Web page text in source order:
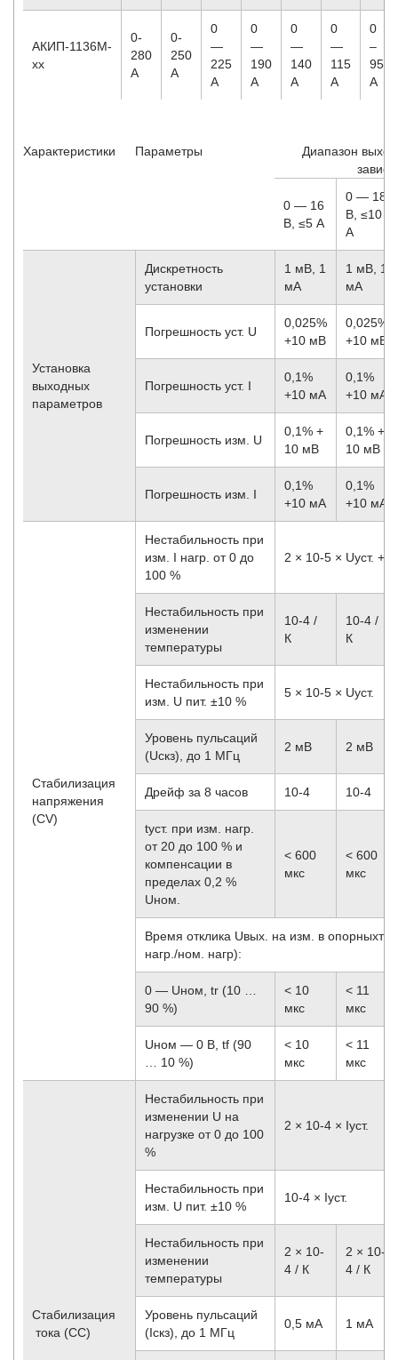
АКИП-1136M-
xx
0-
280
A
0-
250
A
0
—
225
A
0
—
190
A
0
—
140
A
0
—
115
A
0
–
95
A
Характеристики Параметры
Диапазон
0 — 16
В, ≤5 А
0 — 18
В, ≤10
А
Установка
выходных
параметров
Дискретность
установки
1 мВ, 1
мА
1 мВ, 1
мА
Погрешность уст. U
0,025%
+10 мВ
0,025%
+10 мВ
Погрешность уст. I
0,1%
+10 мА
0,1%
+10 мА
Погрешность изм. U
0,1% +
10 мВ
0,1% +
10 мВ
Погрешность изм. I
0,1%
+10 мА
0,1%
+10 мА
Стабилизация
напряжения
(CV)
Нестабильность при
изм. I нагр. от 0 до
100 %
2 × 10-5 × Uуст. +
Нестабильность при
изменении
температуры
10-4 /
К
10-4 /
К
Нестабильность при
изм. U пит. ±10 %
5 × 10-5 × Uуст.
Уровень пульсаций
(Uскз), до 1 МГц
2 мВ 2 мВ
Дрейф за 8 часов 10-4 10-4
tуст. при изм. нагр.
от 20 до 100 % и
компенсации в
пределах 0,2 %
Uном.
< 600
мкс
< 600
мкс
Время отклика Uвых. на изм. в
нагр./ном. нагр):
0 — Uном, tr (10 …
90 %)
< 10
мкс
< 11
мкс
Uном — 0 В, tf (90
… 10 %)
< 10
мкс
< 11
мкс
Стабилизация
тока (CC)
Нестабильность при
изменении U на
нагрузке от 0 до 100
%
2 × 10-4 × Iуст.
Нестабильность при
изм. U пит. ±10 %
10-4 × Iуст.
Нестабильность при
изменении
температуры
2 × 10-
4 / К
2 × 10-
4 / К
Уровень пульсаций
(Iскз), до 1 МГц
0,5 мА 1 мА